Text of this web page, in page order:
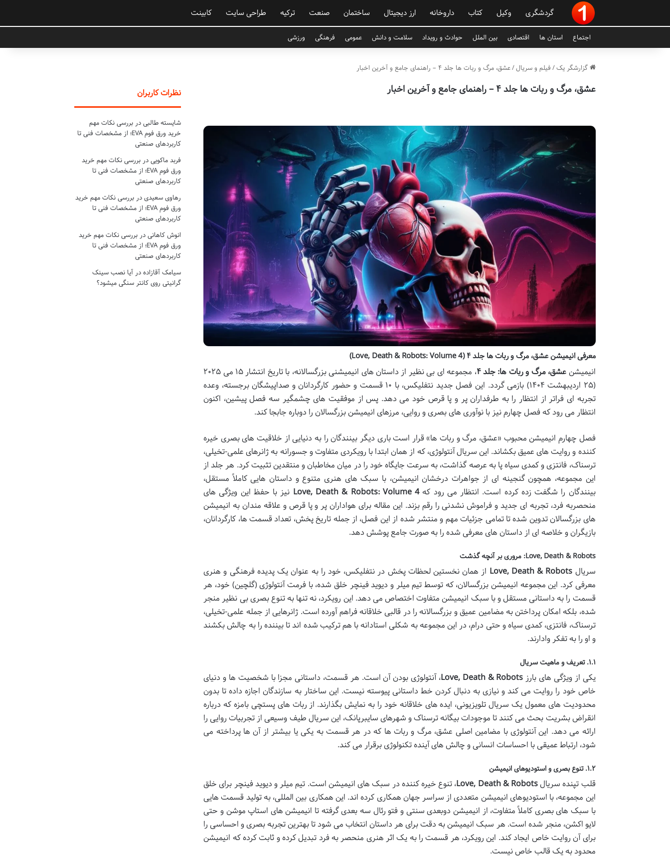
گردشگری وکیل کتاب داروخانه ارز دیجیتال ساختمان صنعت ترکیه طراحی سایت کابینت
اجتماع استان ها اقتصادی بین الملل حوادث و رویداد سلامت و دانش عمومی فرهنگی ورزشی
گزارشگر یک/ فیلم و سریال/عشق، مرگ و ربات ها جلد ۴ – راهنمای جامع و آخرین اخبار
عشق، مرگ و ربات ها جلد ۴ – راهنمای جامع و آخرین اخبار
معرفی انیمیشن عشق، مرگ و ربات ها جلد ۴ (Love, Death & Robots: Volume 4)
انیمیشن عشق، مرگ و ربات ها: جلد ۴
، مجموعه ای بی نظیر از داستان های انیمیشنی بزرگسالانه، با تاریخ انتشار ۱۵ می ۲۰۲۵
(۲۵ اردیبهشت ۱۴۰۴) بازمی گردد. این فصل جدید نتفلیکس، با ۱۰ قسمت و حضور کارگردانان و صداپیشگان برجسته، وعده
تجربه ای فراتر از انتظار را به طرفداران پر و پا قرص خود می دهد. پس از موفقیت های چشمگیر سه فصل پیشین، اکنون
انتظار می رود که فصل چهارم نیز با نوآوری های بصری و روایی، مرزهای انیمیشن بزرگسالان را دوباره جابجا کند.
فصل چهارم انیمیشن محبوب «عشق، مرگ و ربات ها» قرار است باری دیگر بینندگان را به دنیایی از خلاقیت های بصری خیره
کننده و روایت های عمیق بکشاند. این سریال آنتولوژی، که از همان ابتدا با رویکردی متفاوت و جسورانه به ژانرهای علمی-تخیلی،
ترسناک، فانتزی و کمدی سیاه پا به عرصه گذاشت، به سرعت جایگاه خود را در میان مخاطبان و منتقدین تثبیت کرد. هر جلد از
این مجموعه، همچون گنجینه ای از جواهرات درخشان انیمیشن، با سبک های هنری متنوع و داستان هایی کاملاً مستقل،
بینندگان را شگفت زده کرده است. انتظار می رود کهLove, Death & Robots: Volume 4 نیز با حفظ این ویژگی های
منحصربه فرد، تجربه ای جدید و فراموش نشدنی را رقم بزند. این مقاله برای هواداران پر و پا قرص و علاقه مندان به انیمیشن
های بزرگسالان تدوین شده تا تمامی جزئیات مهم و منتشر شده از این فصل، از جمله تاریخ پخش، تعداد قسمت ها، کارگردانان،
بازیگران و خلاصه ای از داستان های معرفی شده را به صورت جامع پوشش دهد.
Love, Death & Robots: مروری بر آنچه گذشت
سریال Love, Death & Robots از همان نخستین لحظات پخش در نتفلیکس، خود را به عنوان یک پدیده فرهنگی و هنری
معرفی کرد. این مجموعه انیمیشن بزرگسالان، که توسط تیم میلر و دیوید فینچر خلق شده، با فرمت آنتولوژی (گلچین) خود، هر
قسمت را به داستانی مستقل و با سبک انیمیشن متفاوت اختصاص می دهد. این رویکرد، نه تنها به تنوع بصری بی نظیر منجر
شده، بلکه امکان پرداختن به مضامین عمیق و بزرگسالانه را در قالبی خلاقانه فراهم آورده است. ژانرهایی از جمله علمی-تخیلی،
ترسناک، فانتزی، کمدی سیاه و حتی درام، در این مجموعه به شکلی استادانه با هم ترکیب شده اند تا بیننده را به چالش بکشند
و او را به تفکر وادارند.
۱.۱. تعریف و ماهیت سریال
یکی از ویژگی های بارز Love, Death & Robots، آنتولوژی بودن آن است. هر قسمت، داستانی مجزا با شخصیت ها و دنیای
خاص خود را روایت می کند و نیازی به دنبال کردن خط داستانی پیوسته نیست. این ساختار به سازندگان اجازه داده تا بدون
محدودیت های معمول یک سریال تلویزیونی، ایده های خلاقانه خود را به نمایش بگذارند. از ربات های پستچی بامزه که درباره
انقراض بشریت بحث می کنند تا موجودات بیگانه ترسناک و شهرهای سایبرپانک، این سریال طیف وسیعی از تجربیات روایی را
ارائه می دهد. این آنتولوژی با مضامین اصلی عشق، مرگ و ربات ها که در هر قسمت به یکی یا بیشتر از آن ها پرداخته می
شود، ارتباط عمیقی با احساسات انسانی و چالش های آینده تکنولوژی برقرار می کند.
۱.۲. تنوع بصری و استودیوهای انیمیشن
قلب تپنده سریالLove, Death & Robots، تنوع خیره کننده در سبک های انیمیشن است. تیم میلر و دیوید فینچر برای خلق
این مجموعه، با استودیوهای انیمیشن متعددی از سراسر جهان همکاری کرده اند. این همکاری بین المللی، به تولید قسمت هایی
با سبک های بصری کاملاً متفاوت، از انیمیشن دوبعدی سنتی و فتو رئال سه بعدی گرفته تا انیمیشن های استاپ موشن و حتی
لایو اکشن، منجر شده است. هر سبک انیمیشن به دقت برای هر داستان انتخاب می شود تا بهترین تجربه بصری و احساسی را
برای آن روایت خاص ایجاد کند. این رویکرد، هر قسمت را به یک اثر هنری منحصر به فرد تبدیل کرده و ثابت کرده که انیمیشن
محدود به یک قالب خاص نیست.
نظرات کاربران
شایسته طالبیدر بررسی نکات مهم
خرید ورق فوم EVA؛ از مشخصات فنی تا
کاربردهای صنعتی
فربد ماکوییدر بررسی نکات مهم خرید
ورق فوم EVA؛ از مشخصات فنی تا
کاربردهای صنعتی
رهاوی سعیدیدر بررسی نکات مهم خرید
ورق فوم EVA؛ از مشخصات فنی تا
کاربردهای صنعتی
انوش کاهانیدر بررسی نکات مهم خرید
ورق فوم EVA؛ از مشخصات فنی تا
کاربردهای صنعتی
سیامک آقازادهدر آیا نصب سینک
گرانیتی روی کانتر سنگی میشود؟